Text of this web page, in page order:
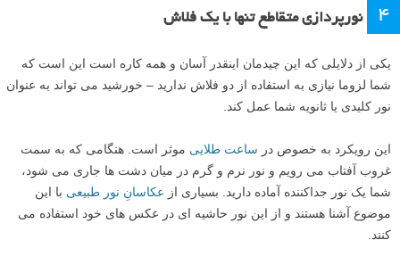
۴ نورپردازی متقاطع تنها با یک فلاش
یکی از دلایلی که این چیدمان اینقدر آسان و همه کاره است این است که
شما لزوما نیازی به استفاده از دو فلاش ندارید – خورشید می تواند به عنوان
نور کلیدی یا ثانویه شما عمل کند.
این رویکرد به خصوص در ساعت طلایی موثر است. هنگامی که به سمت
غروب آفتاب می رویم و نور نرم و گرم در میان دشت ها جاری می شود،
شما یک نور جداکننده آماده دارید. بسیاری از عکاسانِ نور طبیعی با این
موضوع آشنا هستند و از این نور حاشیه ای در عکس های خود استفاده می
کنند.